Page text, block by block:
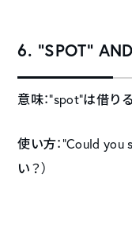
6. “SPOT”
意味：“spot”は借り
使い方：“Could you
い？）